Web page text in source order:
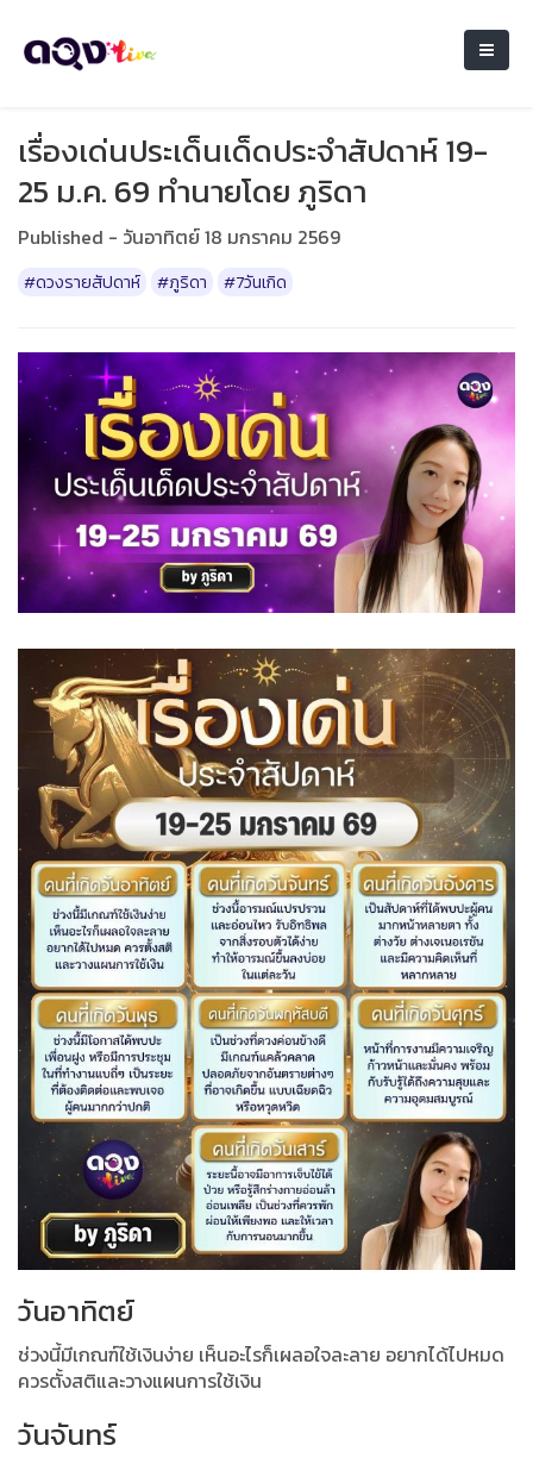
เรื่องเด่นประเด็นเด็ดประจำสัปดาห์ 19-
25 ม.ค. 69 ทำนายโดย ภูริดา
Published - วันอาทิตย์ 18 มกราคม 2569
#ดวงรายสัปดาห์ #ภูริดา #7วันเกิด
วันอาทิตย์
ช่วงนี้มีเกณฑ์ใช้เงินง่าย เห็นอะไรก็เผลอใจละลาย อยากได้ไปหมด
ควรตั้งสติและวางแผนการใช้เงิน
วันจันทร์